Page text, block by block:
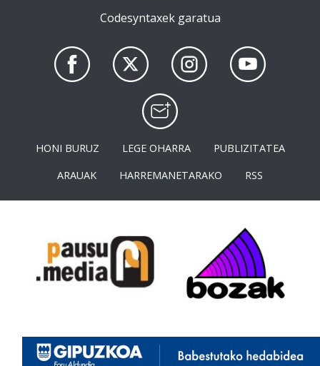
Codesyntaxek garatua
HONI BURUZ LEGE OHARRA
PUBLIZITATEA
ARAUAK
HARREMANETARAKO RSS